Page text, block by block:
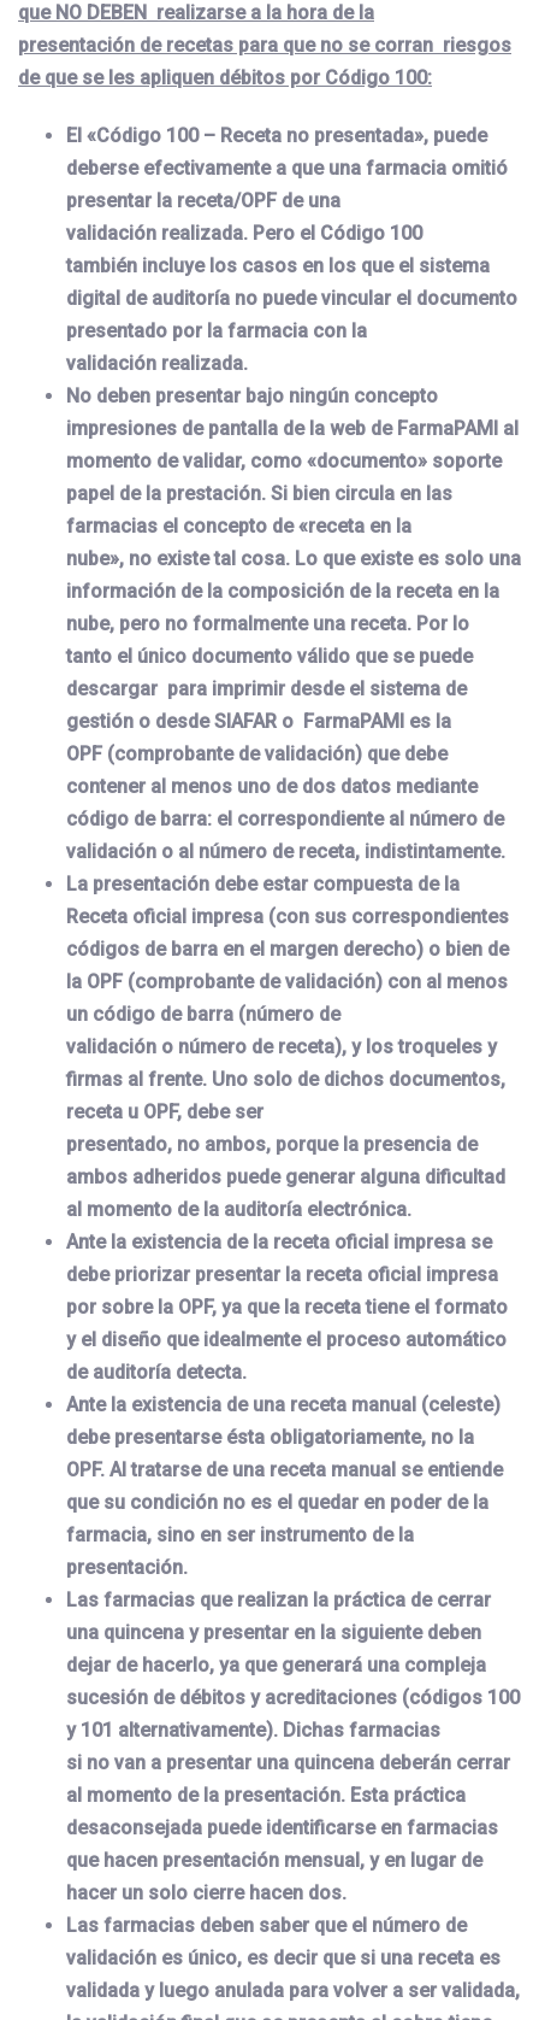
que NO DEBEN realizarse a la hora de la
presentación de recetas para que no se corran riesgos
de que se les apliquen débitos por Código 100:
El «Código 100 – Receta no presentada», puede
deberse efectivamente a que una farmacia omitió
presentar la receta/OPF de una
validación realizada. Pero el Código 100
también incluye los casos en los que el sistema
digital de auditoría no puede vincular el documento
presentado por la farmacia con la
validación realizada.
No deben presentar bajo ningún concepto
impresiones de pantalla de la web de FarmaPAMI al
momento de validar, como «documento» soporte
papel de la prestación. Si bien circula en las
farmacias el concepto de «receta en la
nube», no existe tal cosa. Lo que existe es solo una
información de la composición de la receta en la
nube, pero no formalmente una receta. Por lo
tanto el único documento válido que se puede
descargar para imprimir desde el sistema de
gestión o desde SIAFAR o FarmaPAMI es la
OPF (comprobante de validación) que debe
contener al menos uno de dos datos mediante
código de barra: el correspondiente al número de
validación o al número de receta, indistintamente.
La presentación debe estar compuesta de la
Receta oficial impresa (con sus correspondientes
códigos de barra en el margen derecho) o bien de
la OPF (comprobante de validación) con al menos
un código de barra (número de
validación o número de receta), y los troqueles y
firmas al frente. Uno solo de dichos documentos,
receta u OPF, debe ser
presentado, no ambos, porque la presencia de
ambos adheridos puede generar alguna dificultad
al momento de la auditoría electrónica.
Ante la existencia de la receta oficial impresa se
debe priorizar presentar la receta oficial impresa
por sobre la OPF, ya que la receta tiene el formato
y el diseño que idealmente el proceso automático
de auditoría detecta.
Ante la existencia de una receta manual (celeste)
debe presentarse ésta obligatoriamente, no la
OPF. Al tratarse de una receta manual se entiende
que su condición no es el quedar en poder de la
farmacia, sino en ser instrumento de la
presentación.
Las farmacias que realizan la práctica de cerrar
una quincena y presentar en la siguiente deben
dejar de hacerlo, ya que generará una compleja
sucesión de débitos y acreditaciones (códigos 100
y 101 alternativamente). Dichas farmacias
si no van a presentar una quincena deberán cerrar
al momento de la presentación. Esta práctica
desaconsejada puede identificarse en farmacias
que hacen presentación mensual, y en lugar de
hacer un solo cierre hacen dos.
Las farmacias deben saber que el número de
validación es único, es decir que si una receta es
validada y luego anulada para volver a ser validada,